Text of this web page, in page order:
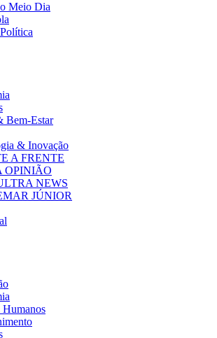
Meio Dia
Bem-Estar
& Inovação
A FRENTE
OPINIÃO
NEWS
JÚNIOR